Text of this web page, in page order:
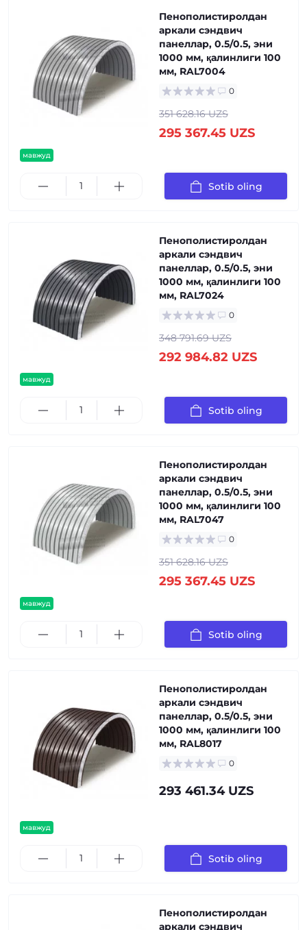
мавжуд
Пенополистиролдан
аркали сэндвич
панеллар, 0.5/0.5, эни
1000 мм, қалинлиги 100
мм, RAL7004
0
351 628.16 UZS
295 367.45 UZS
Sotib oling
мавжуд
Пенополистиролдан
аркали сэндвич
панеллар, 0.5/0.5, эни
1000 мм, қалинлиги 100
мм, RAL7024
0
348 791.69 UZS
292 984.82 UZS
Sotib oling
мавжуд
Пенополистиролдан
аркали сэндвич
панеллар, 0.5/0.5, эни
1000 мм, қалинлиги 100
мм, RAL7047
0
351 628.16 UZS
295 367.45 UZS
Sotib oling
мавжуд
Пенополистиролдан
аркали сэндвич
панеллар, 0.5/0.5, эни
1000 мм, қалинлиги 100
мм, RAL8017
0
293 461.34 UZS
Sotib oling
Пенополистиролдан
аркали сэндвич